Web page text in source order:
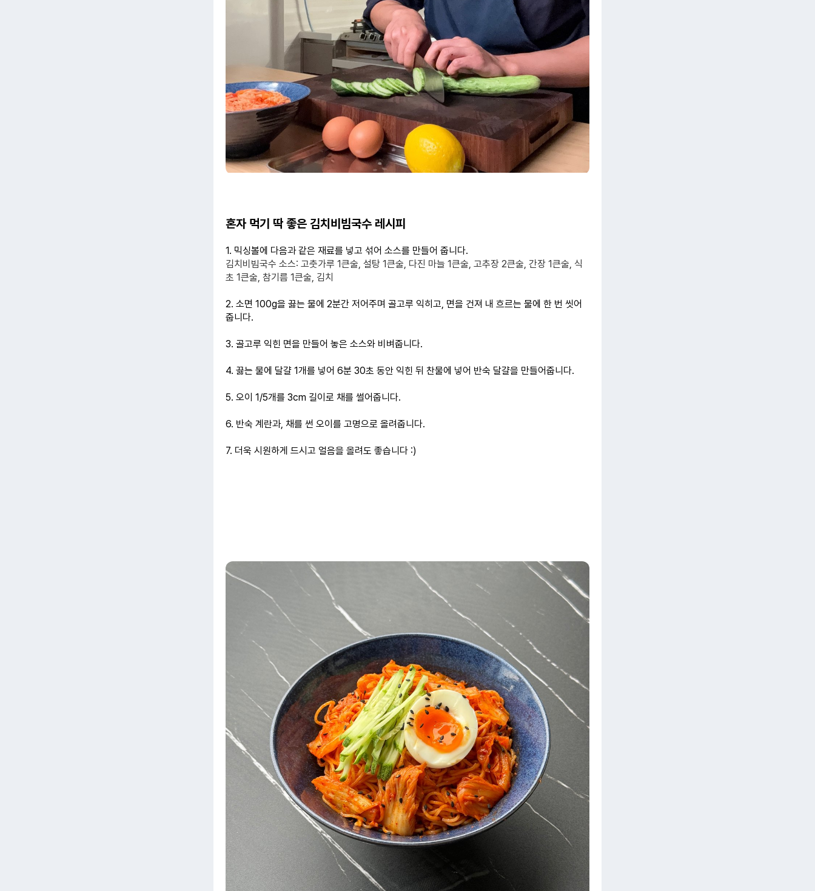
혼자 먹기 딱 좋은 김치비빔국수 레시피
1. 믹싱볼에 다음과 같은 재료를 넣고 섞어 소스를 만들어 줍니다.
김치비빔국수 소스: 고춧가루 1큰술, 설탕 1큰술, 다진 마늘 1큰술, 고추장 2큰술, 간장 1큰술, 식
초 1큰술, 참기름 1큰술, 김치
2. 소면 100g을 끓는 물에 2분간 저어주며 골고루 익히고, 면을 건져 내 흐르는 물에 한 번 씻어
줍니다.
3. 골고루 익힌 면을 만들어 놓은 소스와 비벼줍니다.
4. 끓는 물에 달걀 1개를 넣어 6분 30초 동안 익힌 뒤 찬물에 넣어 반숙 달걀을 만들어줍니다.
5. 오이 1/5개를 3cm 길이로 채를 썰어줍니다.
6. 반숙 계란과, 채를 썬 오이를 고명으로 올려줍니다.
7. 더욱 시원하게 드시고 얼음을 올려도 좋습니다 :)